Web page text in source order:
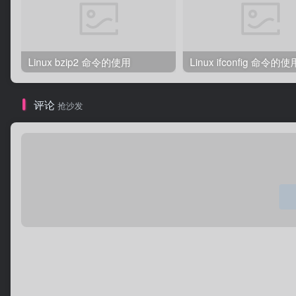
Linux bzip2 命令的使用 Linux ifconfig 命令的使
评论 抢沙发